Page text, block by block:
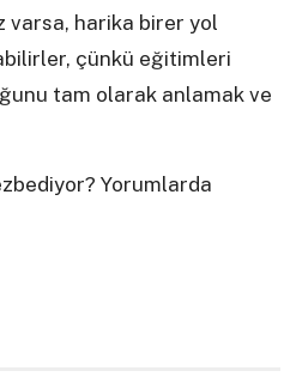
varsa, harika birer yol
çünkü eğitimleri
tam olarak anlamak ve
Yorumlarda